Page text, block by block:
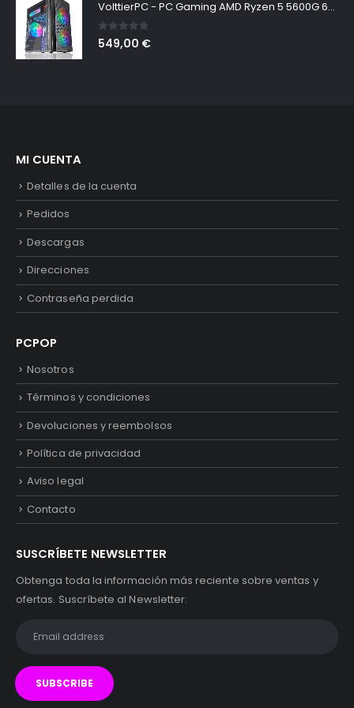
VolttierPC - PC Gaming AMD Ryzen 5 5600G 6x4.4Ghz | 16GB RAM DDR4 | 1TB M.2 SSD | Tarjeta Gráfica AMD Radeon Vega 7 | WiFi | Windows 11 Pro | Ordenador Gamer
0out of 5
549,00 €
MI CUENTA
Detalles de la cuenta
Pedidos
Descargas
Direcciones
Contraseña perdida
PCPOP
Nosotros
Términos y condiciones
Devoluciones y reembolsos
Política de privacidad
Aviso legal
Contacto
SUSCRÍBETE NEWSLETTER
Obtenga toda la información más reciente sobre ventas y
ofertas. Suscríbete al Newsletter: